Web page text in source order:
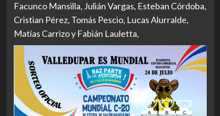
Facunco Mansilla, Julián Vargas, Esteban Córdoba,
Cristian Pérez, Tomás Pescio, Lucas Alurralde,
Matías Carrizo y Fabián Lauletta,